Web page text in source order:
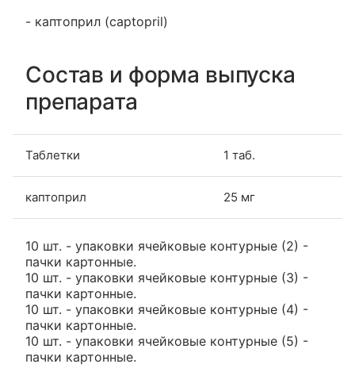
- каптоприл (captopril)
Состав и форма выпуска
препарата
Таблетки 1 таб.
каптоприл 25 мг
10 шт. - упаковки ячейковые контурные (2) -
пачки картонные.
10 шт. - упаковки ячейковые контурные (3) -
пачки картонные.
10 шт. - упаковки ячейковые контурные (4) -
пачки картонные.
10 шт. - упаковки ячейковые контурные (5) -
пачки картонные.